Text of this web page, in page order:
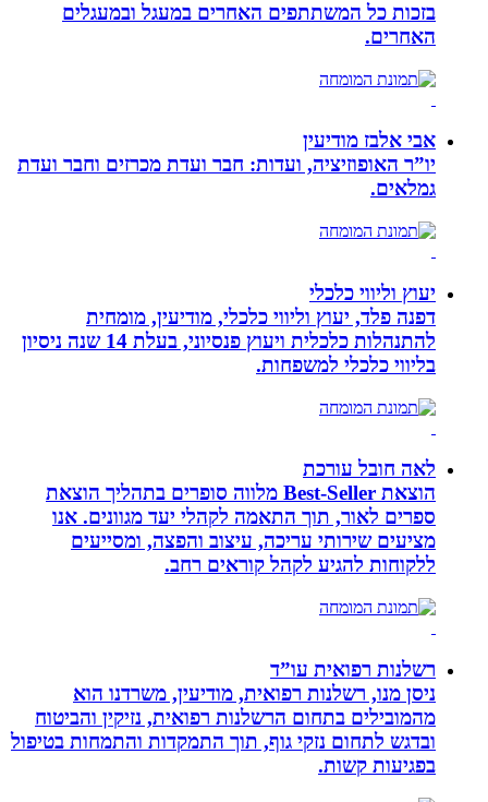
בזכות כל המשתתפים האחרים במעגל ובמעגלים
האחרים.
אבי אלבז מודיעין
יו”ר האופוזיציה, ועדות: חבר ועדת מכרזים וחבר ועדת
גמלאים.
יעוץ וליווי כלכלי
דפנה פלד, יעוץ וליווי כלכלי, מודיעין, מומחית
להתנהלות כלכלית ויעוץ פנסיוני, בעלת 14 שנה ניסיון
בליווי כלכלי למשפחות.
לאה חובל עורכת
הוצאת Best-Seller מלווה סופרים בתהליך הוצאת
ספרים לאור, תוך התאמה לקהלי יעד מגוונים. אנו
מציעים שירותי עריכה, עיצוב והפצה, ומסייעים
ללקוחות להגיע לקהל קוראים רחב.
רשלנות רפואית עו”ד
ניסן מנו, רשלנות רפואית, מודיעין, משרדנו הוא
מהמובילים בתחום הרשלנות רפואית, נזיקין והביטוח
ובדגש לתחום נזקי גוף, תוך התמקדות והתמחות בטיפול
בפגיעות קשות.